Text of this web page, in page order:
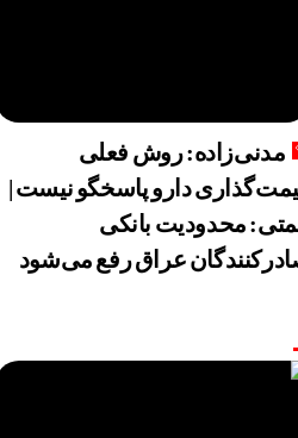
جزئیات
و جمینای جایگزین آن می‌شود
برای بازگشت زائران
شد
مدنی‌زاده: روش فعلی
دارو پاسخگو نیست |
محدودیت بانکی
عراق رفع می‌شود